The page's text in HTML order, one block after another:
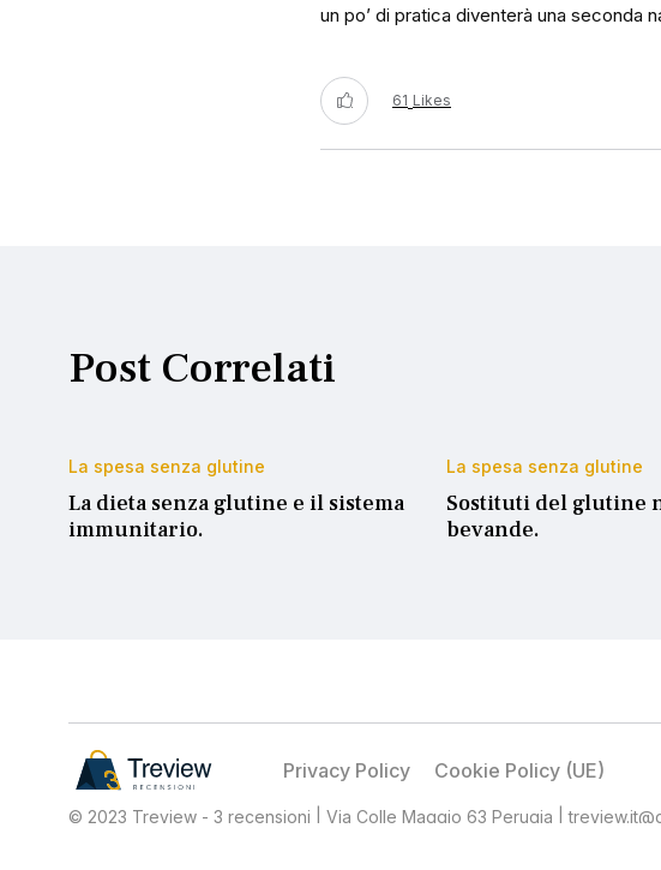
un po’ di pratica diventerà una seconda
61 Likes
Post Correlati
La spesa senza glutine
La dieta senza glutine e il sistema
immunitario.
La spesa senza glutine
Sostituti del glutine
bevande.
Privacy Policy Cookie Policy (UE)
© 2023 Treview - 3 recensioni | Via Colle Maggio 63 Perugia |